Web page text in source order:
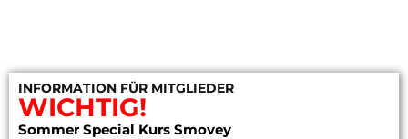
INFORMATION FÜR MITGLIEDER
WICHTIG!
Sommer Special Kurs Smovey